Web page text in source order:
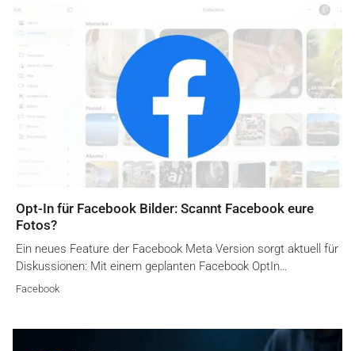
Opt-In für Facebook Bilder: Scannt Facebook eure
Fotos?
Ein neues Feature der Facebook Meta Version sorgt aktuell für
Diskussionen: Mit einem geplanten Facebook OptIn…
Facebook